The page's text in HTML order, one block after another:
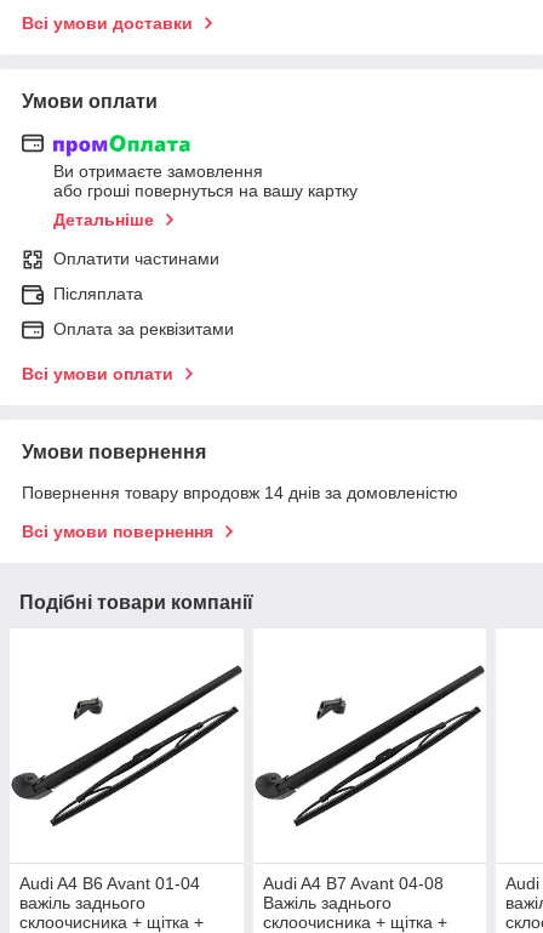
Всі умови доставки
Умови оплати
Ви отримаєте замовлення
або гроші повернуться на вашу картку
Детальніше
Оплатити частинами
Післяплата
Оплата за реквізитами
Всі умови оплати
Умови повернення
Повернення товару впродовж 14 днів за домовленістю
Всі умови повернення
Подібні товари компанії
Audi A4 B6 Avant 01-04
важіль заднього
склоочисника + щітка +
Audi A4 B7 Avant 04-08
Важіль заднього
склоочисника + щітка +